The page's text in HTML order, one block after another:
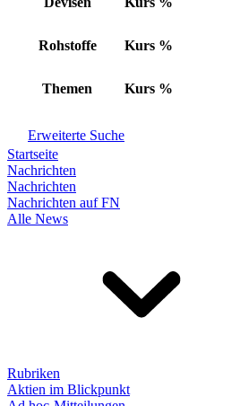
Rohstoffe Kurs %
Themen Kurs %
Erweiterte Suche
Startseite
Nachrichten
Nachrichten
Nachrichten auf FN
Alle News
Rubriken
Aktien im Blickpunkt